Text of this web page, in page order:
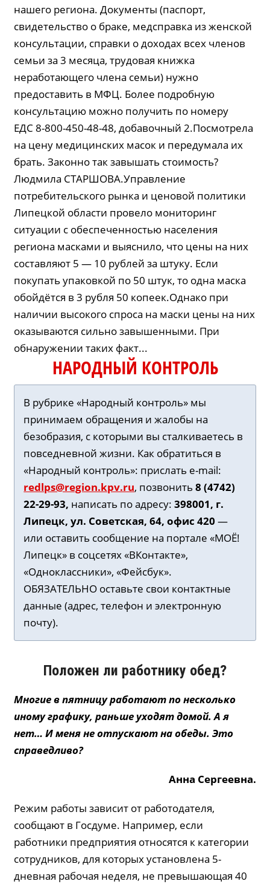
нашего региона. Документы (паспорт,
свидетельство о браке, медсправка из женской
консультации, справки о доходах всех членов
семьи за 3 месяца, трудовая книжка
неработающего члена семьи) нужно
предоставить в МФЦ. Более подробную
консультацию можно получить по номеру
ЕДС 8-800-450-48-48, добавочный 2.Посмотрела
на цену медицинских масок и передумала их
брать. Законно так завышать стоимость?
Людмила СТАРШОВА.Управление
потребительского рынка и ценовой политики
Липецкой области провело мониторинг
ситуации с обеспеченностью населения
региона масками и выяснило, что цены на них
составляют 5 — 10 рублей за штуку. Если
покупать упаковкой по 50 штук, то одна маска
обойдётся в 3 рубля 50 копеек.Однако при
наличии высокого спроса на маски цены на них
оказываются сильно завышенными. При
обнаружении таких факт...
НАРОДНЫЙ КОНТРОЛЬ
В рубрике «Народный контроль» мы
принимаем обращения и жалобы на
безобразия, с которыми вы сталкиваетесь в
повседневной жизни. Как обратиться в
«Народный контроль»: прислать e-mail:
redlps@region.kpv.ru, позвонить8 (4742)
22-29-93, написать по адресу:398001, г.
Липецк, ул. Советская, 64, офис 420—
или оставить сообщение на портале «МОЁ!
Липецк» в соцсетях «ВКонтакте»,
«Одноклассники», «Фейсбук».
ОБЯЗАТЕЛЬНО оставьте свои контактные
данные (адрес, телефон и электронную
почту).
Положен ли работнику обед?
Многие в пятницу работают по несколько
иному графику, раньше уходят домой. А я
нет… И меня не отпускают на обеды. Это
справедливо?
Анна Сергеевна.
Режим работы зависит от работодателя,
сообщают в Госдуме. Например, если
работники предприятия относятся к категории
сотрудников, для которых установлена 5-
дневная рабочая неделя, не превышающая 40